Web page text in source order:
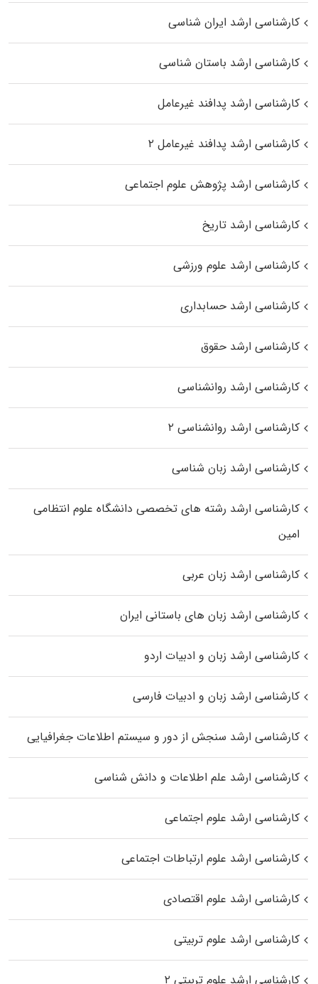
کارشناسی ارشد ایران شناسی
کارشناسی ارشد باستان شناسی
کارشناسی ارشد پدافند غیرعامل
کارشناسی ارشد پدافند غیرعامل ۲
کارشناسی ارشد پژوهش علوم اجتماعی
کارشناسی ارشد تاریخ
کارشناسی ارشد علوم ورزشی
کارشناسی ارشد حسابداری
کارشناسی ارشد حقوق
کارشناسی ارشد روانشناسی
کارشناسی ارشد روانشناسی ۲
کارشناسی ارشد زبان شناسی
کارشناسی ارشد رﺷﺘﻪ ﻫﺎی تخصصی داﻧﺸﮕﺎه ﻋﻠﻮم انتظامی
اﻣﻴﻦ
کارشناسی ارشد زبان عربی
کارشناسی ارشد زبان‌ های باستانی ایران
کارشناسی ارشد زبان و ادبیات اردو
کارشناسی ارشد زبان و ادبیات فارسی
کارشناسی ارشد سنجش از دور و سیستم اطلاعات جغرافیایی
کارشناسی ارشد علم اطلاعات و دانش شناسی
کارشناسی ارشد علوم اجتماعی
کارشناسی ارشد علوم ارتباطات اجتماعی
کارشناسی ارشد علوم اقتصادی
کارشناسی ارشد علوم تربیتی
کارشناسی ارشد علوم تربیتی ۲